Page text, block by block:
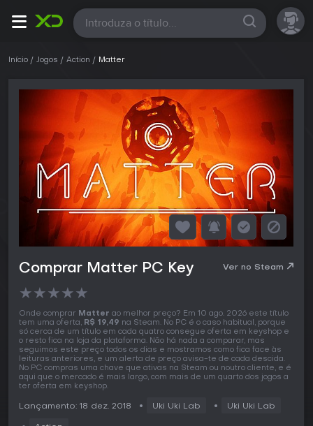
Todas
Início Jogos Action Matter
Comprar Matter PC Key Ver no Steam
★★★★★
Onde comprar Matter ao melhor preço? Em 10 ago. 2026 este título
tem uma oferta, R$ 19,49 na Steam. No PC é o caso habitual, porque
só cerca de um título em cada quatro consegue oferta em keyshop e
o resto fica na loja da plataforma. Não há nada a comparar, mas
seguimos este preço todos os dias e mostramos como fica face às
leituras anteriores, e um alerta de preço avisa-te de cada descida.
No PC compras uma chave que ativas na Steam ou noutro cliente, e é
aqui que o mercado é mais largo, com mais de um quarto dos jogos a
ter oferta em keyshop.
Lançamento: 18 dez. 2018 Uki Uki Lab Uki Uki Lab